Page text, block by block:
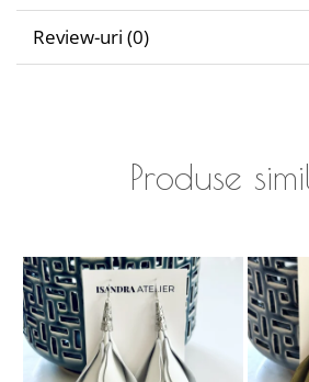
Review-uri (0)
Produse